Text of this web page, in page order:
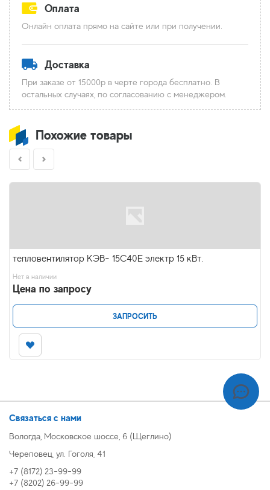
Оплата
Онлайн оплата прямо на сайте или при получении.
Доставка
При заказе от 15000р в черте города бесплатно. В
остальных случаях, по согласованию с менеджером.
Похожие товары
тепловентилятор КЭВ- 15С40Е электр 15 кВт.
Нет в наличии
Цена по запросу
ЗАПРОСИТЬ
Связаться с нами
Вологда, Московское шоссе, 6 (Щеглино)
Череповец, ул. Гоголя, 41
+7 (8172) 23-99-99
+7 (8202) 26-99-99